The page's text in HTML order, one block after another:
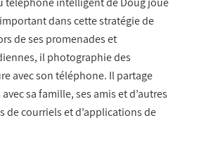
dans cette stratégie de
de ses promenades et
il photographie des
avec son téléphone. Il partage
sa famille, ses amis et d’autres
de courriels et d’applications de